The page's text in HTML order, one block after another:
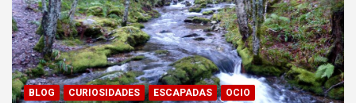
BLOG CURIOSIDADES ESCAPADAS
OCIO